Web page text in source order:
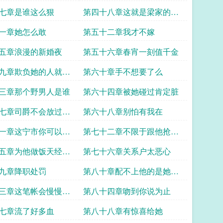
章是谁这么狠
第四十八章这就是梁家的报
应
章她怎么敢
第五十二章我才不嫁
章浪漫的新婚夜
第五十六章春宵一刻值千金
章欺负她的人就得
第六十章手不想要了么
章那个野男人是谁
第六十四章被她碰过肯定脏
章司爵不会放过你
第六十八章别怕有我在
章这宁市你可以横
第七十二章不限于跟他抢女
人
章为他做饭天经地
第七十六章关系户太恶心
章降职处罚
第八十章配不上他的是她才
对
章这笔帐会慢慢算
第八十四章吻到你说为止
章流了好多血
第八十八章有惊喜给她